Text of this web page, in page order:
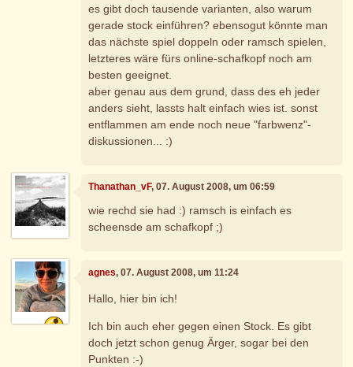
es gibt doch tausende varianten, also warum
gerade stock einführen? ebensogut könnte man
das nächste spiel doppeln oder ramsch spielen,
letzteres wäre fürs online-schafkopf noch am
besten geeignet.
aber genau aus dem grund, dass des eh jeder
anders sieht, lassts halt einfach wies ist. sonst
entflammen am ende noch neue "farbwenz"-
diskussionen... :)
Thanathan_vF, 07. August 2008, um 06:59
wie rechd sie had :) ramsch is einfach es
scheensde am schafkopf ;)
agnes, 07. August 2008, um 11:24
Hallo, hier bin ich!
Ich bin auch eher gegen einen Stock. Es gibt
doch jetzt schon genug Ärger, sogar bei den
Punkten :-)